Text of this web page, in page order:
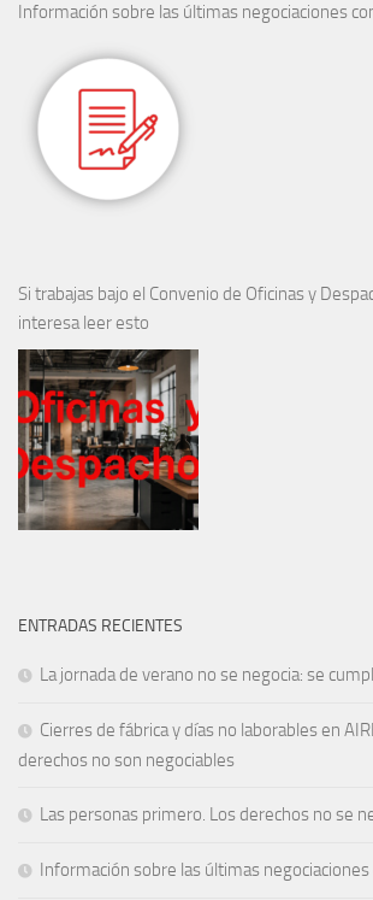
Información sobre las últimas negociaciones
Si trabajas bajo el Convenio de Oficinas y
interesa leer esto
ENTRADAS RECIENTES
La jornada de verano no se negocia: se
Cierres de fábrica y días no laborables en
derechos no son negociables
Las personas primero. Los derechos no se
Información sobre las últimas negociaciones